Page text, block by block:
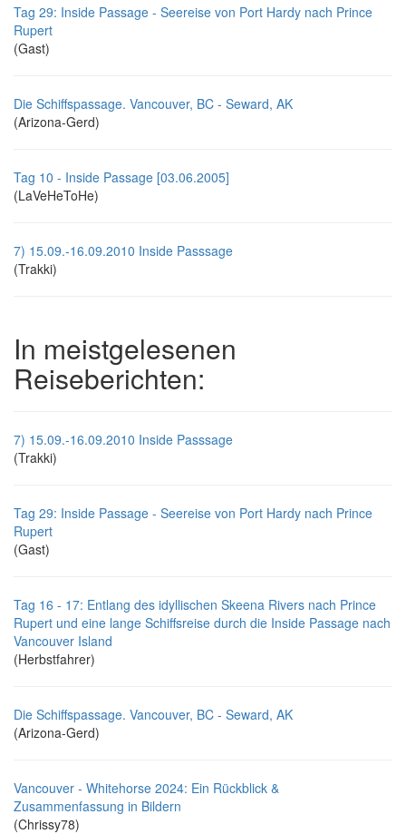
Tag 29: Inside Passage - Seereise von Port Hardy nach Prince
Rupert
(Gast)
Die Schiffspassage. Vancouver, BC - Seward, AK
(Arizona-Gerd)
Tag 10 - Inside Passage [03.06.2005]
(LaVeHeToHe)
7) 15.09.-16.09.2010 Inside Passsage
(Trakki)
In meistgelesenen
Reiseberichten:
7) 15.09.-16.09.2010 Inside Passsage
(Trakki)
Tag 29: Inside Passage - Seereise von Port Hardy nach Prince
Rupert
(Gast)
Tag 16 - 17: Entlang des idyllischen Skeena Rivers nach Prince
Rupert und eine lange Schiffsreise durch die Inside Passage nach
Vancouver Island
(Herbstfahrer)
Die Schiffspassage. Vancouver, BC - Seward, AK
(Arizona-Gerd)
Vancouver - Whitehorse 2024: Ein Rückblick &
Zusammenfassung in Bildern
(Chrissy78)